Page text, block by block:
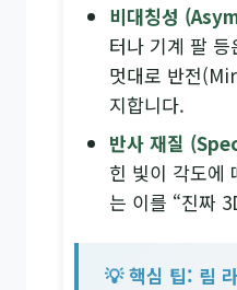
비대칭성
터나 기계 팔
멋대로 반전
지합니다.
반사 재질
힌 빛이 각도에
는 이를 “진짜
💡 핵심 팁: 림